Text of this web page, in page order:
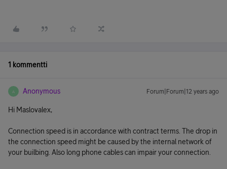
1 kommentti
A Anonymous Forum|Forum|12 years ago
Hi Maslovalex,
Connection speed is in accordance with contract terms. The drop in
the connection speed might be caused by the internal network of
your builbing. Also long phone cables can impair your connection.